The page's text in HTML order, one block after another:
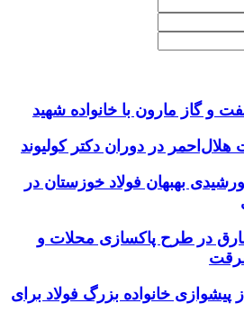
و گاز مارون با خانواده شهید
هلال‌احمر در دوران دکتر کولیوند
بهبهان فولاد خوزستان در
۸ نفر سارق در طرح پاکسازی محلات و
خانواده بزرگ فولاد برای